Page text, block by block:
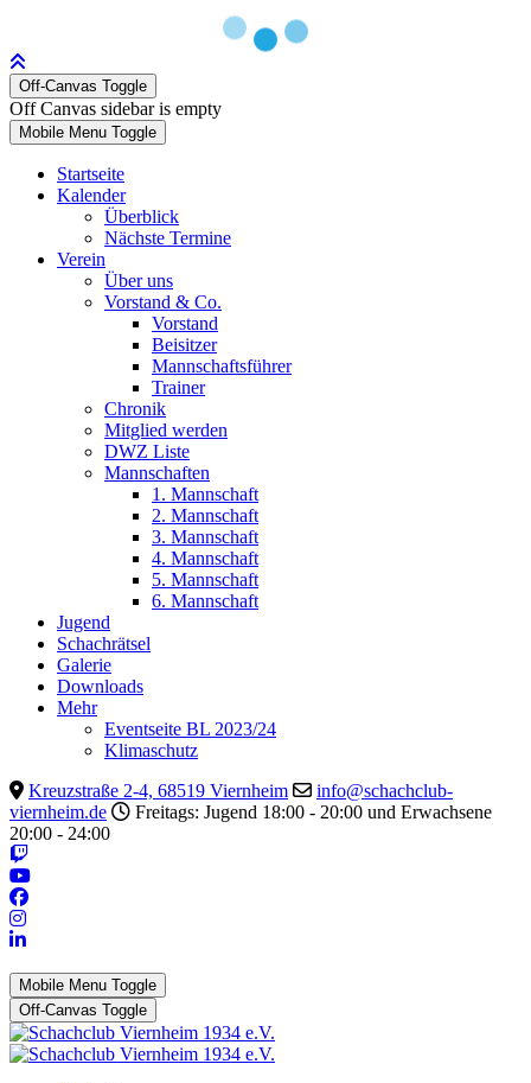
Off-Canvas Toggle
Off Canvas sidebar is empty
Mobile Menu Toggle
Startseite
Kalender
Überblick
Nächste Termine
Verein
Über uns
Vorstand & Co.
Vorstand
Beisitzer
Mannschaftsführer
Trainer
Chronik
Mitglied werden
DWZ Liste
Mannschaften
1. Mannschaft
2. Mannschaft
3. Mannschaft
4. Mannschaft
5. Mannschaft
6. Mannschaft
Jugend
Schachrätsel
Galerie
Downloads
Mehr
Eventseite BL 2023/24
Klimaschutz
Kreuzstraße 2-4, 68519 Viernheim
info@schachclub-
viernheim.de
Freitags: Jugend 18:00 - 20:00 und Erwachsene
20:00 - 24:00
Mobile Menu Toggle
Off-Canvas Toggle